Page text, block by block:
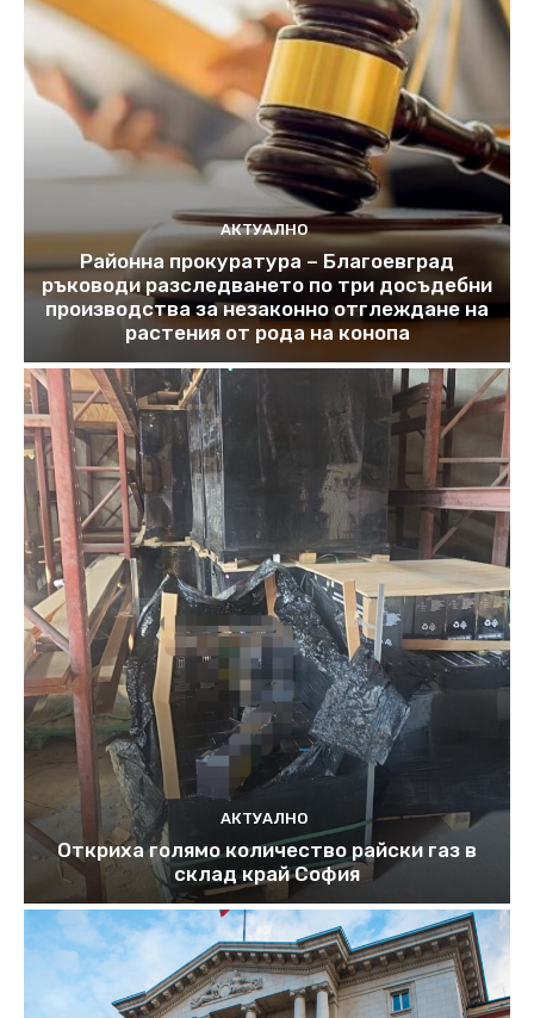
АКТУАЛНО
Районна прокуратура – Благоевград
ръководи разследването по три досъдебни
производства за незаконно отглеждане на
растения от рода на конопа
АКТУАЛНО
Откриха голямо количество райски газ в
склад край София